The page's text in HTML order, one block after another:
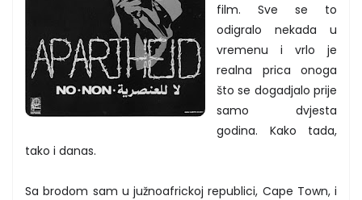
film. Sve se to
odigralo nekada u
vremenu i vrlo je
realna prica onoga
što se dogadjalo prije
samo dvjesta
godina. Kako tada,
tako i danas.
Sa brodom sam u južnoafrickoj republici, Cape Town, i